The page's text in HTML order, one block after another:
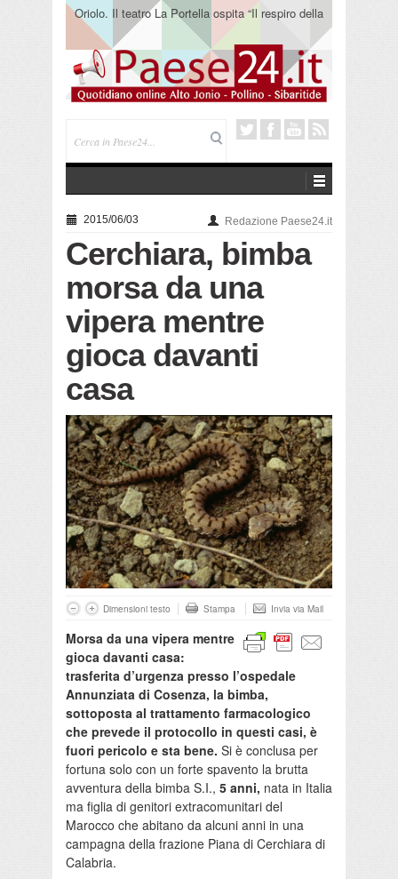
Oriolo. Il teatro La Portella ospita “Il respiro della
terra” del collettivo 365
2015/06/03 Redazione Paese24.it
Cerchiara, bimba
morsa da una
vipera mentre
gioca davanti
casa
Dimensioni testo Stampa Invia via Mail
Morsa da una vipera mentre
gioca davanti casa:
trasferita d’urgenza presso l’ospedale
Annunziata di Cosenza, la bimba,
sottoposta al trattamento farmacologico
che prevede il protocollo in questi casi, è
fuori pericolo e sta bene. Si è conclusa per
fortuna solo con un forte spavento la brutta
avventura della bimba S.I., 5 anni, nata in Italia
ma figlia di genitori extracomunitari del
Marocco che abitano da alcuni anni in una
campagna della frazione Piana di Cerchiara di
Calabria.